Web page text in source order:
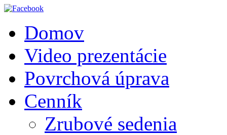
Domov
Video prezentácie
Povrchová úprava
Cenník
Zrubové sedenia